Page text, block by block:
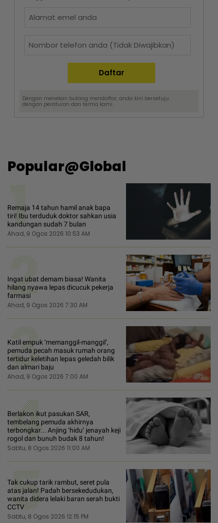
Dengan menekan butang mendaftar, anda kini bersetuju
dengan peraturan dan terma kami.
Popular@Global
1
Remaja 14 tahun hamil anak bapa
tiri! Ibu terduduk doktor sahkan usia
kandungan sudah 7 bulan
Ahad, 9 Ogos 2026 10:53 AM
2
Ingat ubat demam biasa! Wanita
hilang nyawa lepas dicucuk pekerja
farmasi
Ahad, 9 Ogos 2026 7:30 AM
3
Katil empuk ‘memanggil-manggil’,
pemuda pecah masuk rumah orang
tertidur keletihan lepas geledah bilik
dan almari baju
Ahad, 9 Ogos 2026 7:00 AM
4
Berlakon ikut pasukan SAR,
tembelang pemuda akhirnya
terbongkar... Anjing ‘hidu’ jenayah keji
rogol dan bunuh budak 8 tahun!
Sabtu, 8 Ogos 2026 11:00 AM
5
Tak cukup tarik rambut, seret pula
atas jalan! Padah bersekedudukan,
wanita didera lelaki baran serah bukti
CCTV
Sabtu, 8 Ogos 2026 12:15 PM